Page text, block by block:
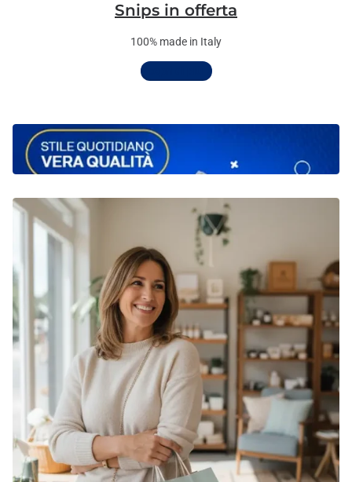
Snips in offerta
100% made in Italy
Scopri di più